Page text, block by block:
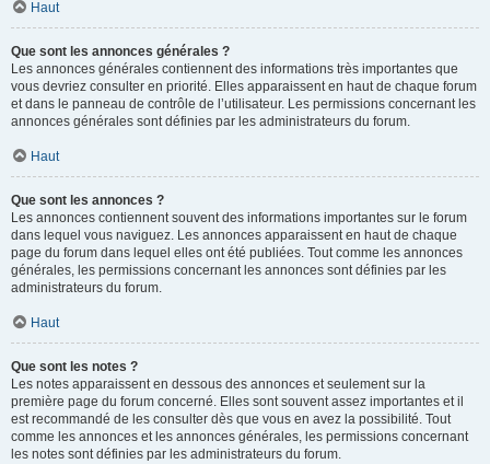
Haut
Que sont les annonces générales ?
Les annonces générales contiennent des informations très importantes que
vous devriez consulter en priorité. Elles apparaissent en haut de chaque forum
et dans le panneau de contrôle de l’utilisateur. Les permissions concernant les
annonces générales sont définies par les administrateurs du forum.
Haut
Que sont les annonces ?
Les annonces contiennent souvent des informations importantes sur le forum
dans lequel vous naviguez. Les annonces apparaissent en haut de chaque
page du forum dans lequel elles ont été publiées. Tout comme les annonces
générales, les permissions concernant les annonces sont définies par les
administrateurs du forum.
Haut
Que sont les notes ?
Les notes apparaissent en dessous des annonces et seulement sur la
première page du forum concerné. Elles sont souvent assez importantes et il
est recommandé de les consulter dès que vous en avez la possibilité. Tout
comme les annonces et les annonces générales, les permissions concernant
les notes sont définies par les administrateurs du forum.